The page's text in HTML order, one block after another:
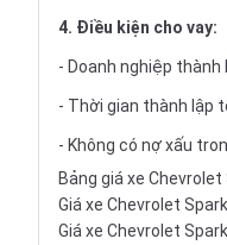
4. Điều kiện cho vay:
- Doanh nghiệp thành
- Thời gian thành lập
- Không có nợ xấu
Bảng giá xe Chevrolet
Giá xe Chevrolet
Giá xe Chevrolet